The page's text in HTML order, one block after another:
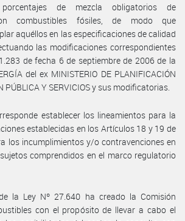
de mezcla obligatorios de
combustibles fósiles, de modo que
aquéllos en las especificaciones de calidad
las modificaciones correspondientes
de fecha 6 de septiembre de 2006 de la
del ex MINISTERIO DE PLANIFICACIÓN
PÚBLICA Y SERVICIOS y sus modificatorias.
establecer los lineamientos para la
establecidas en los Artículos 18 y 19 de
los incumplimientos y/o contravenciones en
comprendidos en el marco regulatorio
la Ley Nº 27.640 ha creado la Comisión
con el propósito de llevar a cabo el